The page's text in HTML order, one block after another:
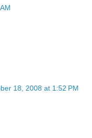
18, 2008 at 1:52 PM